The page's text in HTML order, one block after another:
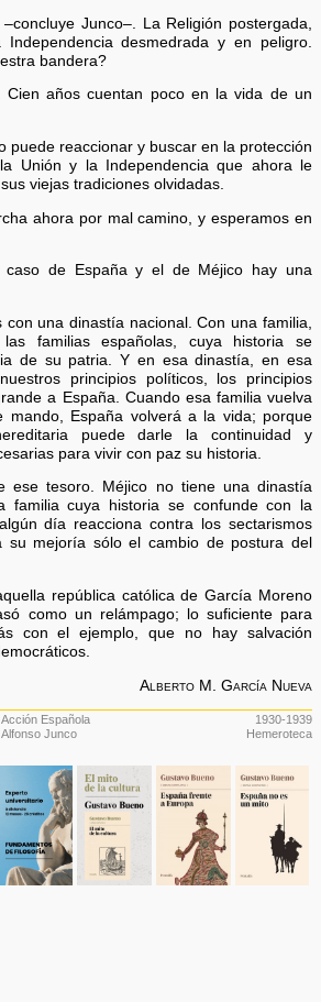
Junco–. La Religión postergada,
desmedrada y en peligro.
bandera?
Cien años cuentan poco en la vida de un
puede reaccionar y buscar en la protección
Unión y la Independencia que ahora le
viejas tradiciones olvidadas.
ahora por mal camino, y esperamos en
caso de España y el de Méjico hay una
con una dinastía nacional. Con una familia,
familias españolas, cuya historia se
de su patria. Y en esa dinastía, en esa
principios políticos, los principios
a España. Cuando esa familia vuelva
mando, España volverá a la vida; porque
puede darle la continuidad y
para vivir con paz su historia.
ese tesoro. Méjico no tiene una dinastía
familia cuya historia se confunde con la
día reacciona contra los sectarismos
su mejoría sólo el cambio de postura del
república católica de García Moreno
como un relámpago; lo suficiente para
con el ejemplo, que no hay salvación
Alberto M. García Nueva
Acción Española
Alfonso Junco
1930-1939
Hemeroteca